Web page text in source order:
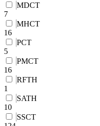
MDCT
7
MHCT
16
PCT
5
PMCT
16
RFTH
1
SATH
10
SSCT